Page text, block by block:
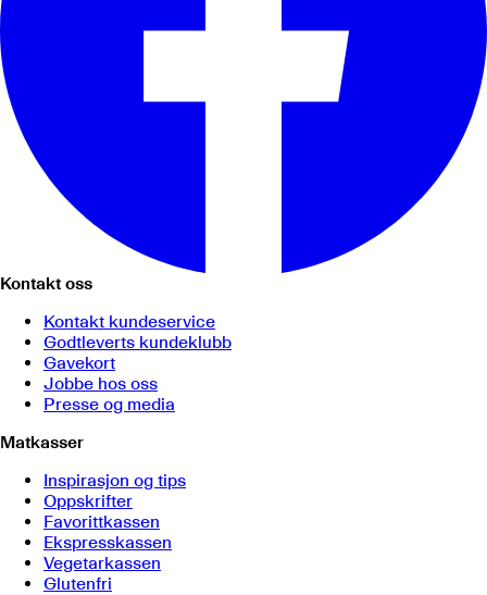
Kontakt oss
Kontakt kundeservice
Godtleverts kundeklubb
Gavekort
Jobbe hos oss
Presse og media
Matkasser
Inspirasjon og tips
Oppskrifter
Favorittkassen
Ekspresskassen
Vegetarkassen
Glutenfri